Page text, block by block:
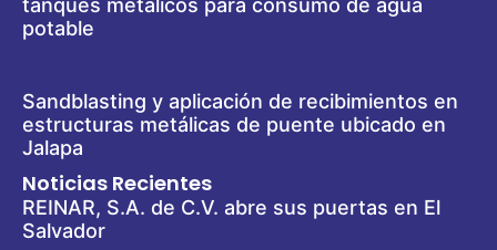
potable
Sandblasting y aplicación de recibimientos en
estructuras metálicas de puente ubicado en
Jalapa
Noticias Recientes
REINAR, S.A. de C.V. abre sus puertas en El
Salvador